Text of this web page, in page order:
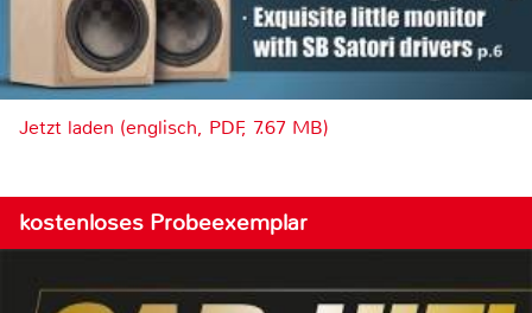
Jetzt laden (englisch, PDF, 7.67 MB)
kostenloses Probeexemplar